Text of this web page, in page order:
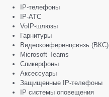
IP-телефоны
IP-АТС
VoIP-шлюзы
Гарнитуры
Видеоконференцсвязь (ВКС)
Microsoft Teams
Спикерфоны
Аксессуары
Защищенные IP-телефоны
IP системы оповещения